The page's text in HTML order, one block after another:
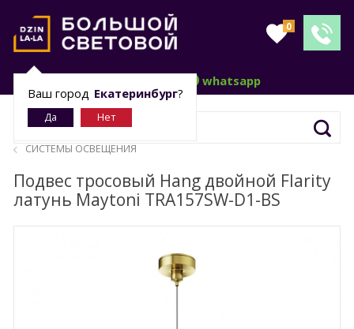
0
Ваш город Екатеринбург?
whatsapp
СИСТЕМЫ ОСВЕЩЕНИЯ
Подвес тросовый Hang двойной Flarity
латунь Maytoni TRA157SW-D1-BS